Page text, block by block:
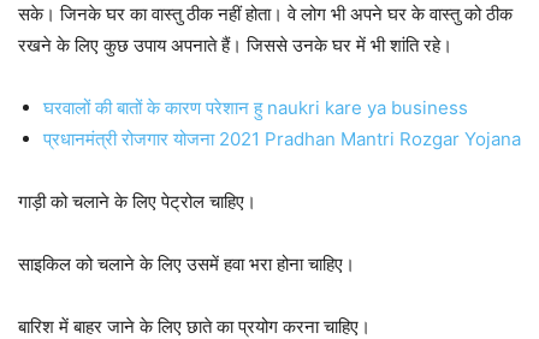
सके। जिनके घर का वास्तु ठीक नहीं होता। वे लोग भी अपने घर के वास्तु को ठीक
रखने के लिए कुछ उपाय अपनाते हैं। जिससे उनके घर में भी शांति रहे।
घरवालों की बातों के कारण परेशान हु naukri kare ya business
प्रधानमंत्री रोजगार योजना 2021 Pradhan Mantri Rozgar Yojana
गाड़ी को चलाने के लिए पेट्रोल चाहिए।
साइकिल को चलाने के लिए उसमें हवा भरा होना चाहिए।
बारिश में बाहर जाने के लिए छाते का प्रयोग करना चाहिए।